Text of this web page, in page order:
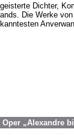
Dichter,
Die Werke
„Alexandre